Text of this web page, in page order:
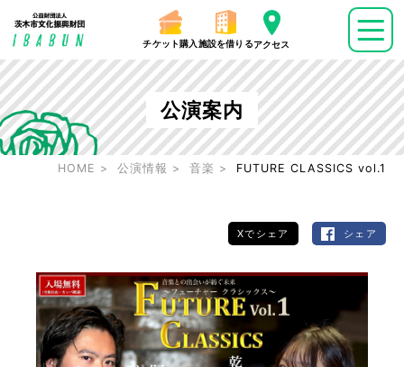
チケット購入 施設を借りるアクセス
公演案内
HOME 公演情報 音楽 FUTURE CLASSICS vol.1
Xでシェア シェア